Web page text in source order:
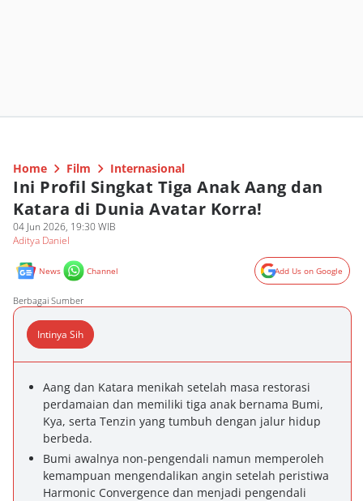
Home Film Internasional
Ini Profil Singkat Tiga Anak Aang dan
Katara di Dunia Avatar Korra!
04 Jun 2026, 19:30 WIB
Aditya Daniel
News Channel Add Us on Google
Berbagai Sumber
Intinya Sih
Aang dan Katara menikah setelah masa restorasi
perdamaian dan memiliki tiga anak bernama Bumi,
Kya, serta Tenzin yang tumbuh dengan jalur hidup
berbeda.
Bumi awalnya non-pengendali namun memperoleh
kemampuan mengendalikan angin setelah peristiwa
Harmonic Convergence dan menjadi pengendali